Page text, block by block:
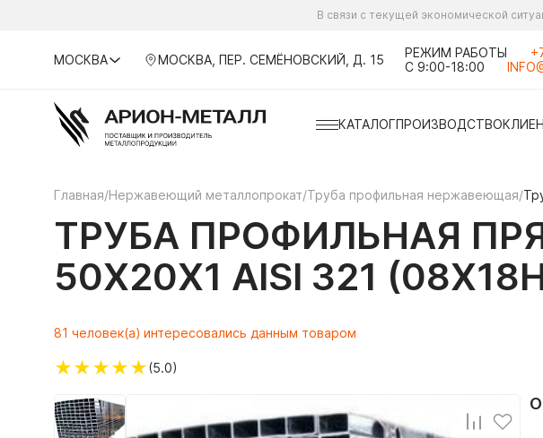
В связи с текущей экономической
МОСКВА МОСКВА, ПЕР. СЕМЁНОВСКИЙ, Д. 15
РЕЖИМ РАБОТЫ
С 9:00-18:00
КАТАЛОГПРОИЗВОДСТВО
Главная/Нержавеющий металлопрокат/Труба профильная нержавеющая/
ТРУБА ПРОФИЛЬНАЯ
50Х20Х1 AISI 321
81 человек(а) интересовались данным товаром
★★★★★(5.0)